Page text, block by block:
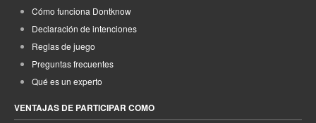
Cómo funciona Dontknow
Declaración de intenciones
Reglas de juego
Preguntas frecuentes
Qué es un experto
VENTAJAS DE PARTICIPAR COMO